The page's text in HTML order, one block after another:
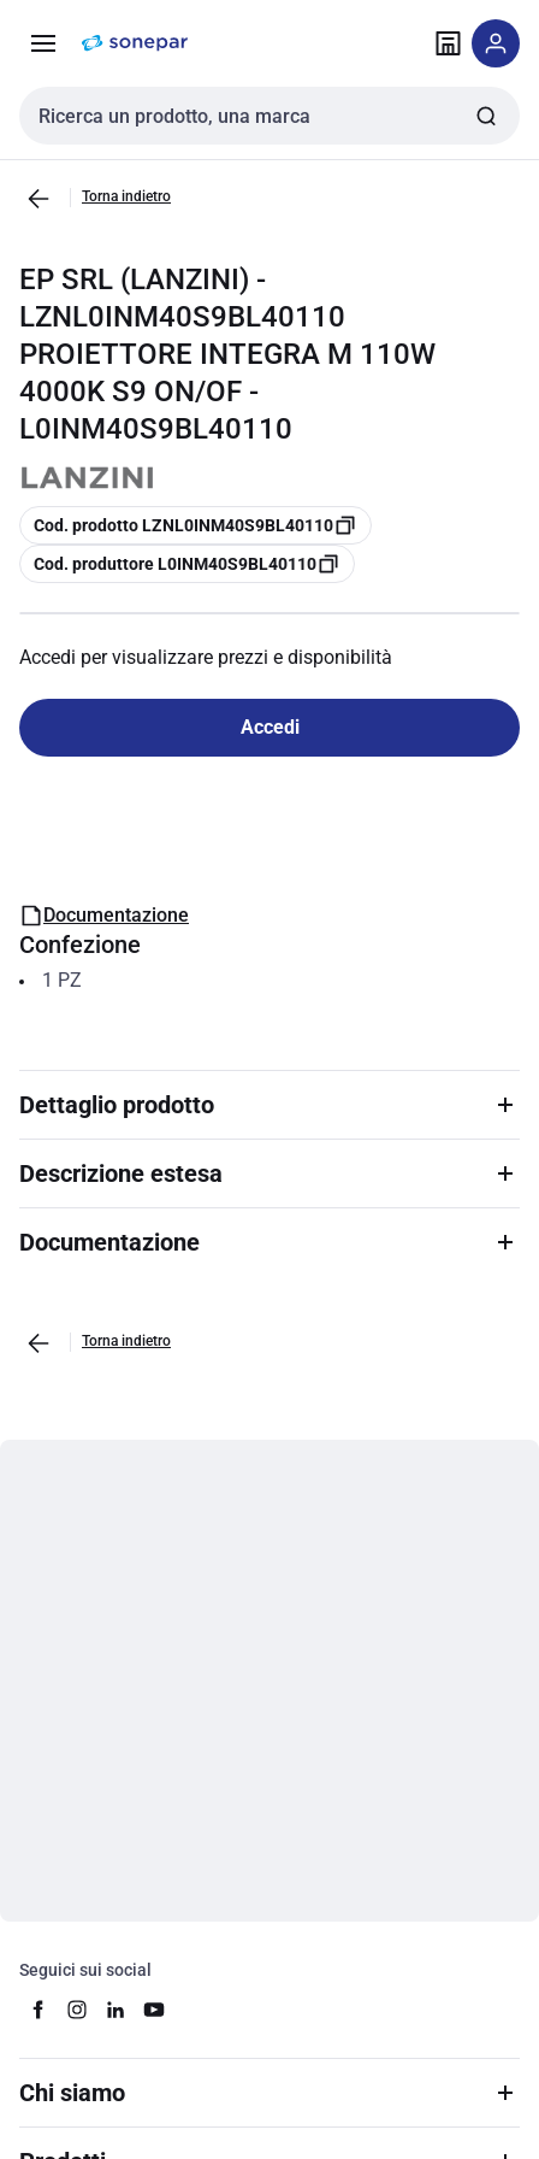
navigazione alla
Cerca input
Torna indietro
EP SRL (LANZINI) -
LZNL0INM40S9BL40110
PROIETTORE INTEGRA M 110W
4000K S9 ON/OF -
L0INM40S9BL40110
copia
Cod. prodotto LZNL0INM40S9BL40110
copia
Cod. produttore L0INM40S9BL40110
Accedi per visualizzare prezzi e disponibilità
Accedi
Documentazione
Confezione
1 PZ
Dettaglio prodotto
Descrizione estesa
Documentazione
Torna indietro
Seguici sui social
Chi siamo